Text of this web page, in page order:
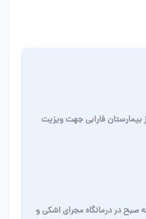
بیمارستان فارابی جهت ویزیت
صبح در درمانگاه مجرای اشکی و